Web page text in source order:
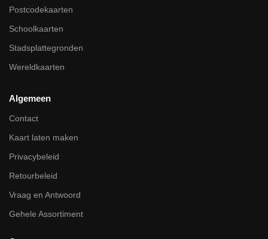
Postcodekaarten
Schoolkaarten
Stadsplattegronden
Wereldkaarten
Algemeen
Contact
Kaart laten maken
Privacybeleid
Retourbeleid
Vraag en Antwoord
Gehele Assortiment